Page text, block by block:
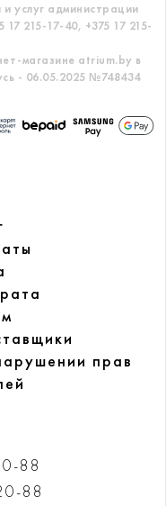
услуг администрации
17 215-17-40, +375 17 215-
магазине atrium.by в
- 06.05.2025 №748434
прав
88
88